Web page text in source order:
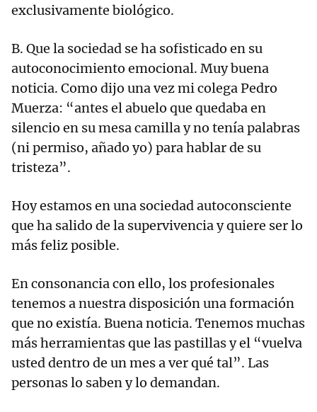
exclusivamente biológico.
B. Que la sociedad se ha sofisticado en su
autoconocimiento emocional. Muy buena
noticia. Como dijo una vez mi colega Pedro
Muerza: “antes el abuelo que quedaba en
silencio en su mesa camilla y no tenía palabras
(ni permiso, añado yo) para hablar de su
tristeza”.
Hoy estamos en una sociedad autoconsciente
que ha salido de la supervivencia y quiere ser lo
más feliz posible.
En consonancia con ello, los profesionales
tenemos a nuestra disposición una formación
que no existía. Buena noticia. Tenemos muchas
más herramientas que las pastillas y el “vuelva
usted dentro de un mes a ver qué tal”. Las
personas lo saben y lo demandan.